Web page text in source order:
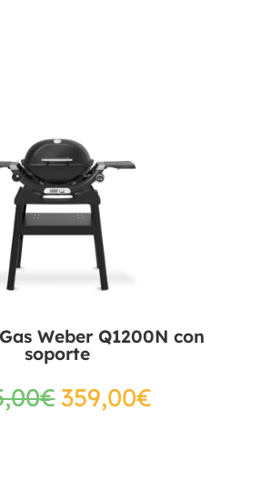
Weber Q1200N con
soporte
€359,00€